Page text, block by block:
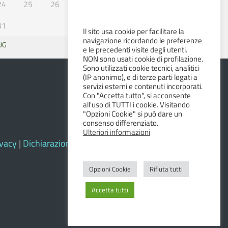
25 26
SET »
| Dichiarazione di accessibilità e feedback
Il sito usa cookie per facilitare la
navigazione ricordando le preferenze
e le precedenti visite degli utenti.
NON sono usati cookie di profilazione.
Sono utilizzati cookie tecnici, analitici
(IP anonimo), e di terze parti legati a
servizi esterni e contenuti incorporati.
Con "Accetta tutto", si acconsente
all'uso di TUTTI i cookie. Visitando
"Opzioni Cookie" si può dare un
consenso differenziato.
Ulteriori informazioni
Opzioni Cookie Rifiuta tutti
Accetta tutti